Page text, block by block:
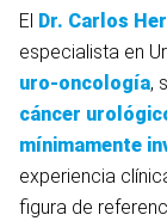
El Dr. Carlos
especialista en
uro-oncología,
cáncer
mínimamente
experiencia
figura de